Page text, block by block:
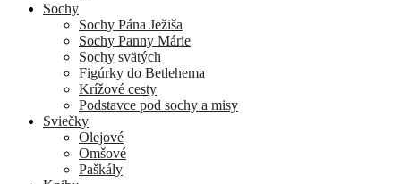
Sochy
Sochy Pána Ježiša
Sochy Panny Márie
Sochy svätých
Figúrky do Betlehema
Krížové cesty
Podstavce pod sochy a misy
Sviečky
Olejové
Omšové
Paškály